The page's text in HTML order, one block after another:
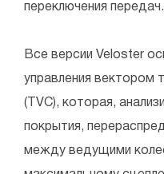
переключения передач.
Все версии Veloster
управления вектором
(TVC), которая,
покрытия,
между ведущими